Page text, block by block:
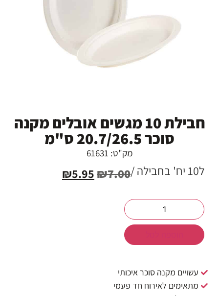
חבילת 10 מגשים אובלים מקנה
סוכר 20.7/26.5 ס"מ
מק"ט: 61631
ל10 יח' בחבילה / ₪7.00
₪5.95
עשויים מקנה סוכר איכותי
מתאימים לאירוח חד פעמי